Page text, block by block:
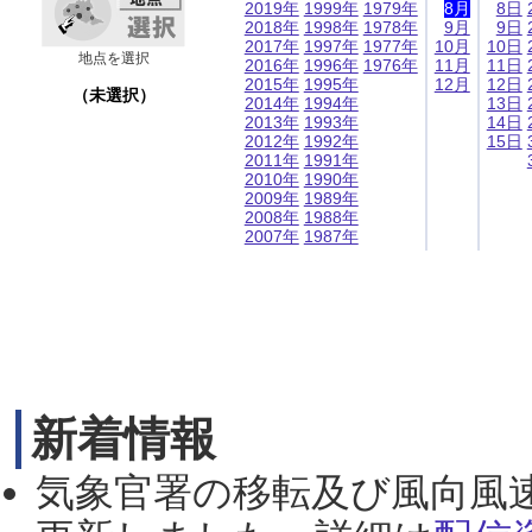
地点を選択
（未選択）
2019年
2018年
2017年
2016年
2015年
2014年
2013年
2012年
2011年
2010年
2009年
2008年
2007年
1999年
1998年
1997年
1996年
1995年
1994年
1993年
1992年
1991年
1990年
1989年
1988年
1987年
1979年
1978年
1977年
1976年
8月
9月
10月
11月
12月
8日
9日
10日
11日
12日
13日
14日
15日
新着情報
気象官署の移転及び風向風